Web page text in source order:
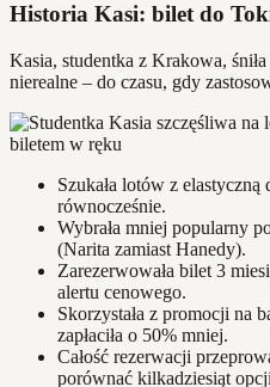
Historia Kasi: bilet do
Kasia, studentka z Krakowa,
nierealne – do czasu, gdy
Szukała lotów z
równocześnie.
Wybrała mniej popularny
(Narita zamiast Hanedy).
Zarezerwowała bilet 3
alertu cenowego.
Skorzystała z promocji na
zapłaciła o 50% mniej.
Całość rezerwacji
porównać kilkadziesiąt